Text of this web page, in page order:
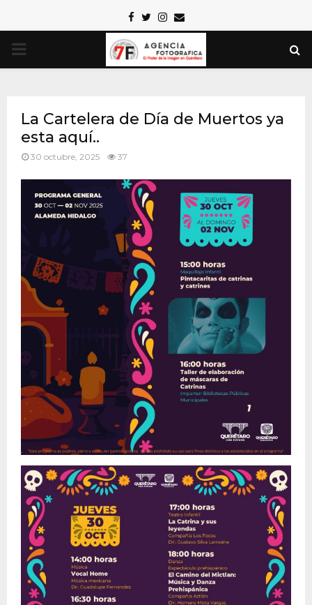
Facebook
TwitterInstagram
Email
PRIMARY
La Cartelera de Día de Muertos ya
esta aquí..
30 octubre, 2025 37